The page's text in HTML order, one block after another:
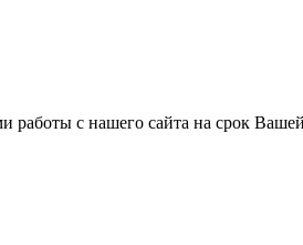
с нашего сайта на срок